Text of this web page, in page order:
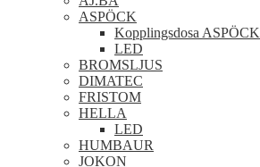
ASPÖCK
Kopplingsdosa ASPÖCK
LED
BROMSLJUS
DIMATEC
FRISTOM
HELLA
LED
HUMBAUR
JOKON